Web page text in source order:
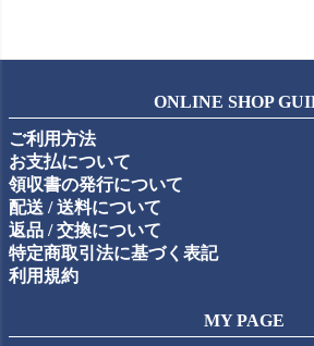
ONLINE SHOP
ご利用方法
お支払について
領収書の発行について
配送 / 送料について
返品 / 交換について
特定商取引法に基づく表記
利用規約
MY PAGE